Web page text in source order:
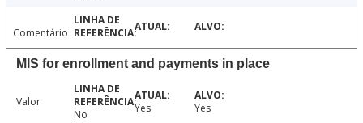
Comentário
MIS for enrollment and payments in place
Valor
No
Yes Yes